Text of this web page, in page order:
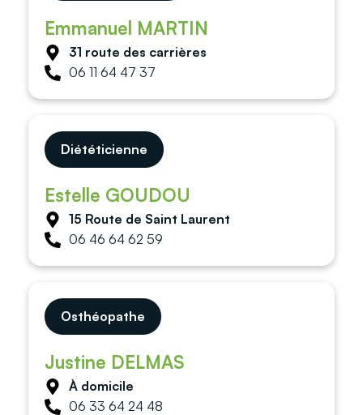
Emmanuel MARTIN
31 route des carrières
06 11 64 47 37
Diététicienne
Estelle GOUDOU
15 Route de Saint Laurent
06 46 64 62 59
Osthéopathe
Justine DELMAS
À domicile
06 33 64 24 48